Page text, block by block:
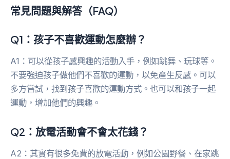
常見問題與解答（FAQ）
Q1：孩子不喜歡運動怎麼辦？
A1：可以從孩子感興趣的活動入手，例如跳舞、玩球等。
不要強迫孩子做他們不喜歡的運動，以免產生反感。可以
多方嘗試，找到孩子喜歡的運動方式。也可以和孩子一起
運動，增加他們的興趣。
Q2：放電活動會不會太花錢？
A2：其實有很多免費的放電活動，例如公園野餐、在家跳